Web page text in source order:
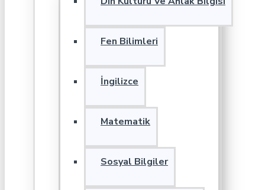
Fen Bilimleri
İngilizce
Matematik
Sosyal Bilgiler